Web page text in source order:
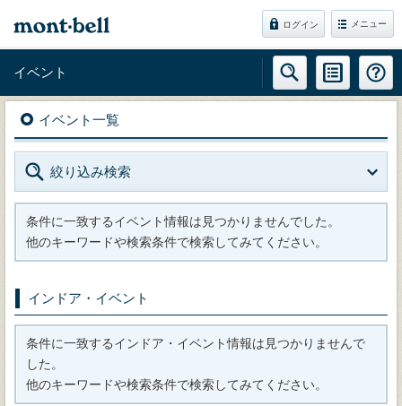
ログイン メニュー
イベント
イベント一覧
絞り込み検索
条件に一致するイベント情報は見つかりませんでした。
他のキーワードや検索条件で検索してみてください。
インドア・イベント
条件に一致するインドア・イベント情報は見つかりませんで
した。
他のキーワードや検索条件で検索してみてください。